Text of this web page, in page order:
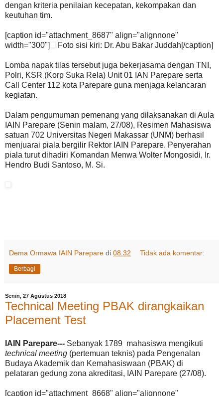
dengan kriteria penilaian kecepatan, kekompakan dan
keutuhan tim.
[caption id="attachment_8687" align="alignnone"
width="300"]
Foto sisi kiri: Dr. Abu Bakar Juddah[/caption]
Lomba napak tilas tersebut juga bekerjasama dengan TNI,
Polri, KSR (Korp Suka Rela) Unit 01 IAN Parepare serta
Call Center 112 kota Parepare guna menjaga kelancaran
kegiatan.
Dalam pengumuman pemenang yang dilaksanakan di Aula
IAIN Parepare (Senin malam, 27/08), Resimen Mahasiswa
satuan 702 Universitas Negeri Makassar (UNM) berhasil
menjuarai piala bergilir Rektor IAIN Parepare. Penyerahan
piala turut dihadiri Komandan Menwa Wolter Mongosidi, Ir.
Hendro Budi Santoso, M. Si.
Dema Ormawa IAIN Parepare di 08.32 Tidak ada komentar:
Berbagi
Senin, 27 Agustus 2018
Technical Meeting PBAK dirangkaikan
Placement Test
IAIN Parepare--- Sebanyak 1789 mahasiswa mengikuti
technical meeting (pertemuan teknis) pada Pengenalan
Budaya Akademik dan Kemahasiswaan (PBAK) di
pelataran gedung zona akreditasi, IAIN Parepare (27/08).
[caption id="attachment_8668" align="alignnone"